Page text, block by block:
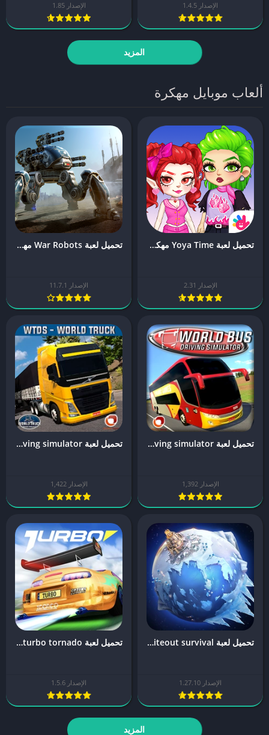
الإصدار 1.4.5 الإصدار 1.85
المزيد
ألعاب موبايل مهكرة
تحميل لعبة Yoya Time مهكرة (2026) للأندرويد والايفون
الإصدار 2.31
تحميل لعبة War Robots مهكرة (2026) للأندرويد والايفون
الإصدار 11.7.1
تحميل لعبة world bus driving simulator مهكرة
الإصدار 1,392
تحميل لعبة world Truck Driving simulator مهكرة
الإصدار 1,422
تحميل لعبة whiteout survival مهكرة
الإصدار 1.27.10
تحميل لعبة turbo tornado مهكرة
الإصدار 1.5.6
المزيد